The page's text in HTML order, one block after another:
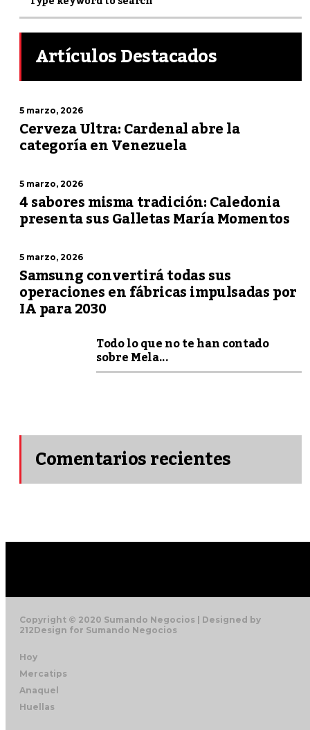
Artículos Destacados
5 marzo, 2026
Cerveza Ultra: Cardenal abre la
categoría en Venezuela
5 marzo, 2026
4 sabores misma tradición: Caledonia
presenta sus Galletas María Momentos
5 marzo, 2026
Samsung convertirá todas sus
operaciones en fábricas impulsadas por
IA para 2030
Todo lo que no te han contado
sobre Mela...
Comentarios recientes
Copyright © 2020 Sumando Negocios | Designed by
212Design for Sumando Negocios
Hoy
Mercatips
Anaquel
Huellas